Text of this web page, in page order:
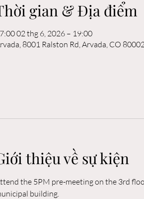
gian & Địa điểm
02 thg 6, 2026 – 19:00
8001 Ralston Rd, Arvada, CO
thiệu về sự kiện
the 5PM pre-meeting on the 3rd
building.